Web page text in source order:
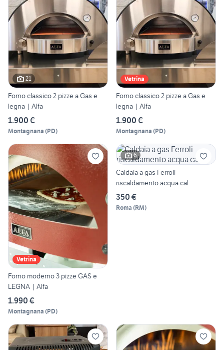
21
Forno classico 2 pizze a Gas e
legna | Alfa
1.900 €
Montagnana (PD)
Vetrina
Forno classico 2 pizze a Gas e
legna | Alfa
1.900 €
Montagnana (PD)
Vetrina
Forno moderno 3 pizze GAS e
LEGNA | Alfa
1.990 €
Montagnana (PD)
6
Caldaia a gas Ferroli
riscaldamento acqua cal
350 €
Roma (RM)